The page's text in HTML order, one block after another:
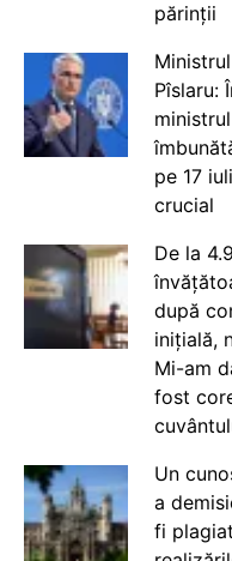
părinții
Pîslaru:
pe 17
crucial
De la
după
inițială,
Mi-am
fost
Un
a
fi